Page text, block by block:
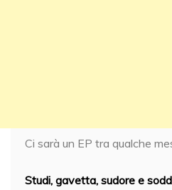
Ci sarà un EP tra qualche
Studi, gavetta, sudore e